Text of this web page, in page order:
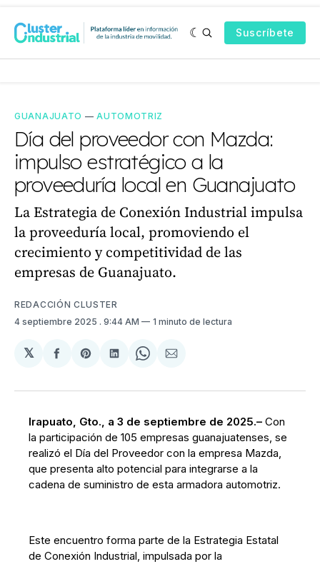
Suscríbete
GUANAJUATO —AUTOMOTRIZ
Día del proveedor con Mazda:
impulso estratégico a la
proveeduría local en Guanajuato
La Estrategia de Conexión Industrial impulsa
la proveeduría local, promoviendo el
crecimiento y competitividad de las
empresas de Guanajuato.
REDACCIÓN CLUSTER
4 septiembre 2025 . 9:44 AM 1 minuto de lectura
𝕏
Compartir
Facebook
Share
Pinterest
Compartir
LinkedIn
Share
WhatsApp
Compartir
Email
Irapuato, Gto., a 3 de septiembre de 2025.– Con
la participación de 105 empresas guanajuatenses, se
realizó el Día del Proveedor con la empresa Mazda,
que presenta alto potencial para integrarse a la
cadena de suministro de esta armadora automotriz.
Este encuentro forma parte de la Estrategia Estatal
de Conexión Industrial, impulsada por la